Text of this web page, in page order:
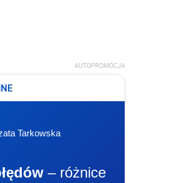
AUTOPROMOCJA
Tarkowska
– różnice